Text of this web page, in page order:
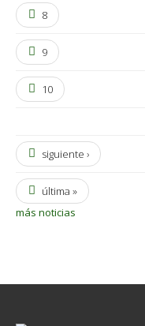
8
9
10
siguiente ›
última »
más noticias